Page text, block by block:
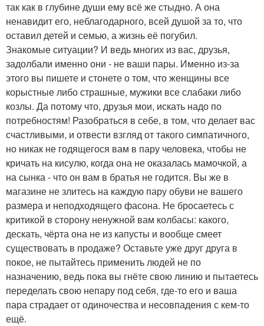
так как в глубине души ему всё же стыдно. А она
ненавидит его, неблагодарного, всей душой за то, что
оставил детей и семью, а жизнь её погубил.
Знакомые ситуации? И ведь многих из вас, друзья,
задолбали именно они - не ваши пары. Именно из-за
этого вы пишете и стонете о том, что женщины все
корыстные либо страшные, мужики все слабаки либо
козлы. Да потому что, друзья мои, искать надо по
потребностям! Разобраться в себе, в том, что делает вас
счастливыми, и отвести взгляд от такого симпатичного,
но никак не годящегося вам в пару человека, чтобы не
кричать на кисулю, когда она не оказалась мамочкой, а
на сынка - что он вам в братья не годится. Вы же в
магазине не злитесь на каждую пару обуви не вашего
размера и неподходящего фасона. Не бросаетесь с
критикой в сторону ненужной вам колбасы: какого,
дескать, чёрта она не из капусты и вообще смеет
существовать в продаже? Оставьте уже друг друга в
покое, не пытайтесь применить людей не по
назначению, ведь пока вы гнёте свою линию и пытаетесь
переделать свою непару под себя, где-то его и ваша
пара страдает от одиночества и несовпадения с кем-то
ещё.